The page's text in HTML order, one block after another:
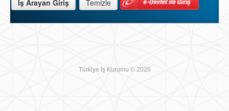
Türkiye İş Kurumu © 2026